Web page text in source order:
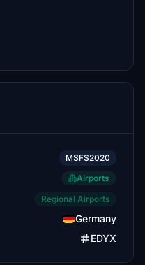
MSFS2020
Airports
Regional Airports
Germany
EDYX